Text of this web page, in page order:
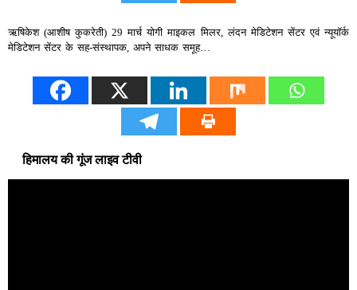
ऋषिकेश (आशीष कुकरेती) 29 मार्च योगी माइकल मिलर, लंदन मेडिटेशन सेंटर एवं न्यूयॉर्क
मेडिटेशन सेंटर के सह-संस्थापक, अपने साधक समूह…
हिमालय की गूंज लाइव टीवी